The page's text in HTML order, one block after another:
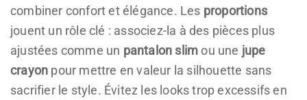
combiner confort et élégance. Les proportions
jouent un rôle clé : associez-la à des pièces plus
ajustées comme un pantalon slimou une jupe
crayon pour mettre en valeur la silhouette sans
sacrifier le style. Évitez les looks trop excessifs en